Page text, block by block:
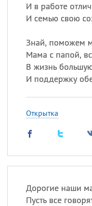
И в работе
И семью свою
Знай, поможем
Мама с папой,
В жизнь
И поддержку
Открытка
Дорогие наши
Пусть все